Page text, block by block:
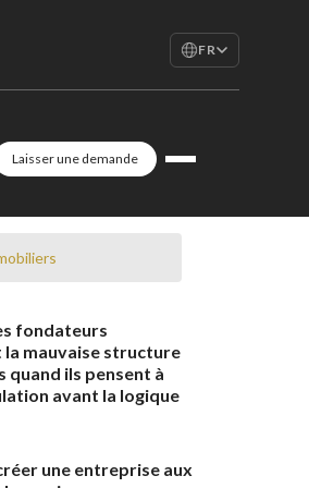
FR
EN
RU
Русский
Français
Laisser une demande
fondateurs
la mauvaise structure
quand ils pensent à
avant la logique
une entreprise aux